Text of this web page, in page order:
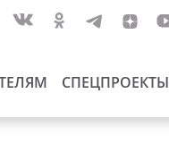
СПЕЦПРОЕКТЫ